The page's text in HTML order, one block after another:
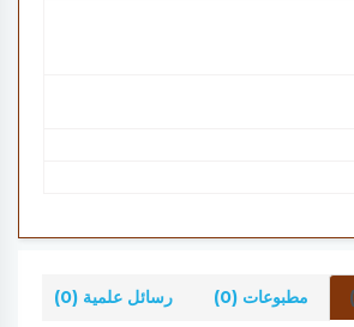
مطبوعات (0) رسائل علمية (0)